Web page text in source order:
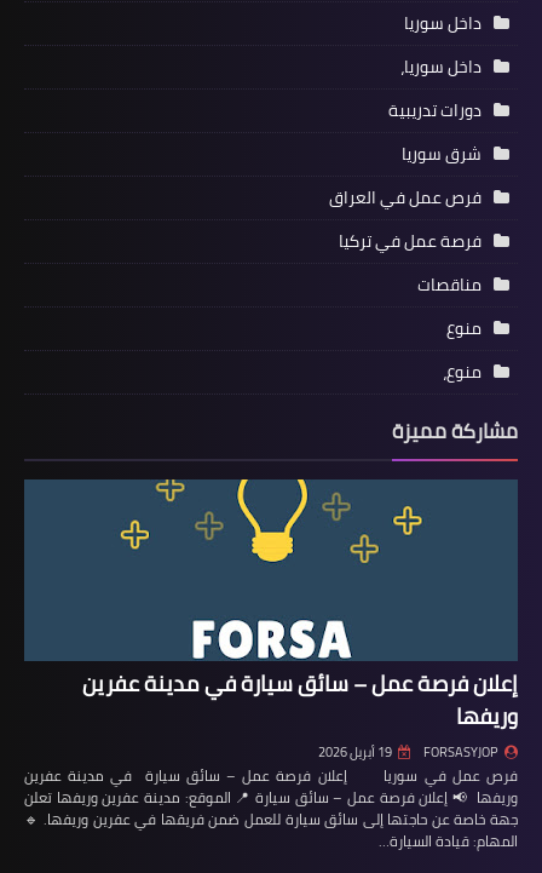
داخل سوريا
داخل سوريا،
دورات تدريبية
شرق سوريا
فرص عمل في العراق
فرصة عمل في تركيا
مناقصات
منوع
منوع،
مشاركة مميزة
إعلان فرصة عمل – سائق سيارة في مدينة عفرين
وريفها
FORSASYJOP 19 أبريل 2026
فرص عمل في سوريا إعلان فرصة عمل – سائق سيارة في مدينة عفرين
وريفها 📢 إعلان فرصة عمل – سائق سيارة 📍 الموقع: مدينة عفرين وريفها تعلن
جهة خاصة عن حاجتها إلى سائق سيارة للعمل ضمن فريقها في عفرين وريفها. 🔹
المهام: قيادة السيارة…